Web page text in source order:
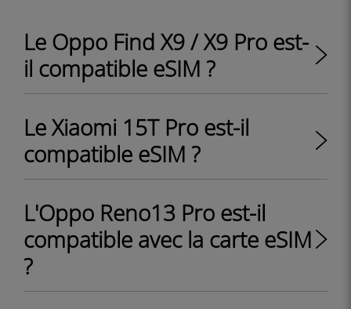
Le Oppo Find X9 / X9 Pro est-
il compatible eSIM ?
Le Xiaomi 15T Pro est-il
compatible eSIM ?
L'Oppo Reno13 Pro est-il
compatible avec la carte eSIM
?